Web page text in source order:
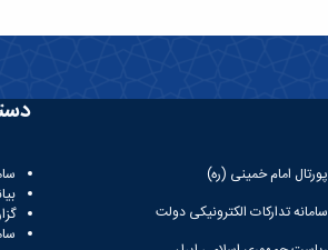
پورتال امام خمینی (ره)
سامانه تدارکات الکترونیکی دولت